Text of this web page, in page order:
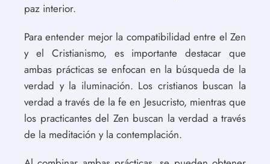
paz interior.
Para entender mejor la compatibilidad entre el Zen
y el Cristianismo, es importante destacar que
ambas prácticas se enfocan en la búsqueda de la
verdad y la iluminación. Los cristianos buscan la
verdad a través de la fe en Jesucristo, mientras que
los practicantes del Zen buscan la verdad a través
de la meditación y la contemplación.